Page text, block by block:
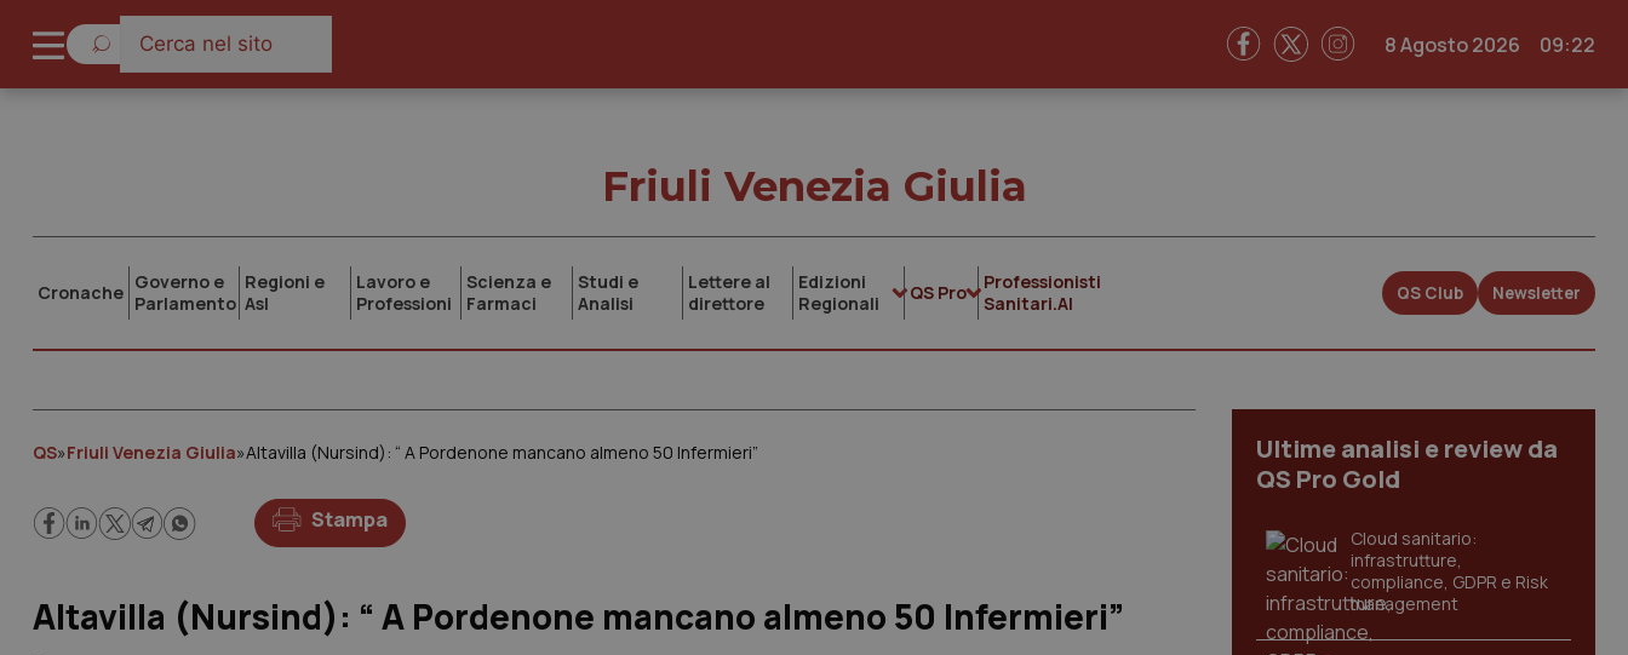
8 Agosto 2026 09:22
Friuli Venezia Giulia
Cronache Governo e
Parlamento
Regioni e
Asl
Lavoro e
Professioni
Scienza e
Farmaci
Studi e
Analisi
Lettere al
direttore
Edizioni
Regionali
QS Pro
Professionisti
Sanitari.AI
QS Club Newsletter
QS»Friuli Venezia Giulia»Altavilla (Nursind): “ A Pordenone mancano almeno 50 Infermieri”
Stampa
Altavilla (Nursind): “ A Pordenone mancano almeno 50 Infermieri”
Ultime analisi e review da
QS Pro Gold
Cloud sanitario:
infrastrutture,
compliance, GDPR e Risk
management